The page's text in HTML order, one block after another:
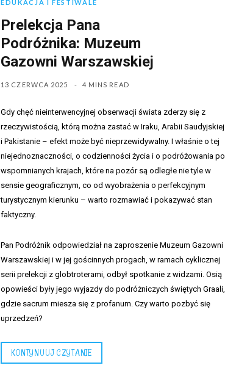
EDUKACJA I FESTIWALE
Prelekcja Pana
Podróżnika: Muzeum
Gazowni Warszawskiej
13 CZERWCA 2025 4 MINS READ
Gdy chęć nieinterwencyjnej obserwacji świata zderzy się z
rzeczywistością, którą można zastać w Iraku, Arabii Saudyjskiej
i Pakistanie – efekt może być nieprzewidywalny. I właśnie o tej
niejednoznaczności, o codzienności życia i o podróżowania po
wspomnianych krajach, które na pozór są odległe nie tyle w
sensie geograficznym, co od wyobrażenia o perfekcyjnym
turystycznym kierunku – warto rozmawiać i pokazywać stan
faktyczny.
Pan Podróżnik odpowiedział na zaproszenie Muzeum Gazowni
Warszawskiej i w jej gościnnych progach, w ramach cyklicznej
serii prelekcji z globtroterami, odbył spotkanie z widzami. Osią
opowieści były jego wyjazdy do podróżniczych świętych Graali,
gdzie sacrum miesza się z profanum. Czy warto pozbyć się
uprzedzeń?
KONTYNUUJ CZYTANIE